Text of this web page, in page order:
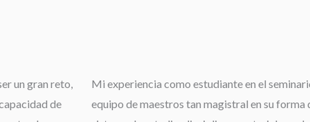
un gran reto,
de
Mi experiencia como estudiante en el
equipo de maestros tan magistral en su forma